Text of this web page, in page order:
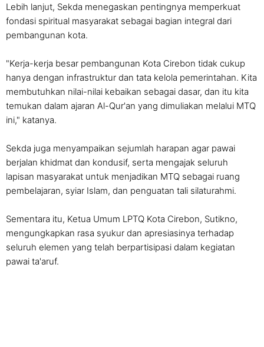
Lebih lanjut, Sekda menegaskan pentingnya memperkuat
fondasi spiritual masyarakat sebagai bagian integral dari
pembangunan kota.
"Kerja-kerja besar pembangunan Kota Cirebon tidak cukup
hanya dengan infrastruktur dan tata kelola pemerintahan. Kita
membutuhkan nilai-nilai kebaikan sebagai dasar, dan itu kita
temukan dalam ajaran Al-Qur'an yang dimuliakan melalui MTQ
ini," katanya.
Sekda juga menyampaikan sejumlah harapan agar pawai
berjalan khidmat dan kondusif, serta mengajak seluruh
lapisan masyarakat untuk menjadikan MTQ sebagai ruang
pembelajaran, syiar Islam, dan penguatan tali silaturahmi.
Sementara itu, Ketua Umum LPTQ Kota Cirebon, Sutikno,
mengungkapkan rasa syukur dan apresiasinya terhadap
seluruh elemen yang telah berpartisipasi dalam kegiatan
pawai ta'aruf.